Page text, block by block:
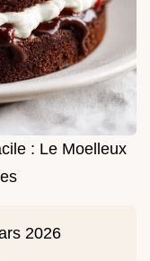
: Le Moelleux
2026